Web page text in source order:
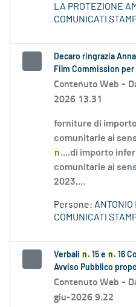
LA PROTEZIONE
COMUNICATI
Decaro ringrazia
Film Commission
Contenuto Web -
2026 13.31
forniture di
comunitarie ai
n....di importo
comunitarie ai
2023,...
Persone: ANTONIO
COMUNICATI
Verbali n . 15 e n . 16
Avviso Pubblico
Contenuto Web -
giu-2026 9.22